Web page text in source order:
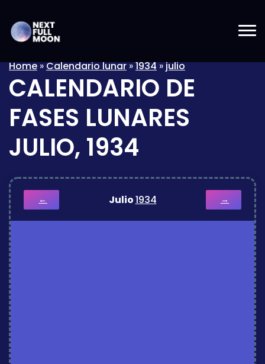
Home»Calendario lunar»1934»julio
CALENDARIO DE
FASES LUNARES
JULIO, 1934
← Julio1934 →